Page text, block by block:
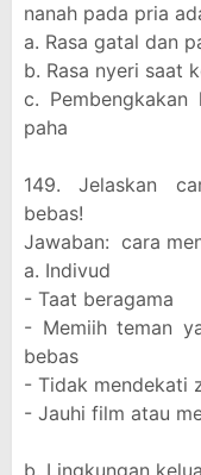
nanah pada pria
a. Rasa gatal dan
b. Rasa nyeri saat
c.
paha
149. Jelaskan
bebas!
Jawaban: cara
a. Indivud
- Taat beragama
- Memiih teman
bebas
- Tidak mendekati
- Jauhi film atau
b. Lingkungan